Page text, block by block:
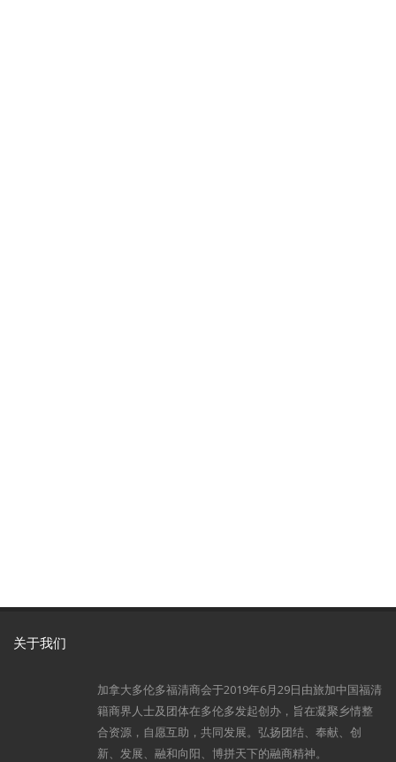
关于我们
加拿大多伦多福清商会于2019年6月29日由旅加中国福清
籍商界人士及团体在多伦多发起创办，旨在凝聚乡情整
合资源，自愿互助，共同发展。弘扬团结、奉献、创
新、发展、融和向阳、博拼天下的融商精神。